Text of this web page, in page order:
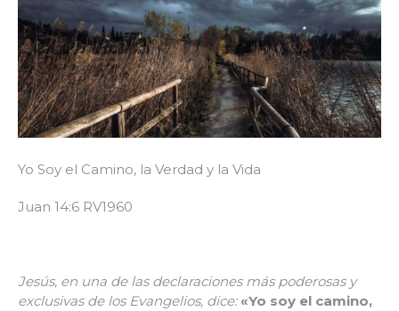
Yo Soy el Camino, la Verdad y la Vida
Juan 14:6 RV1960
Jesús, en una de las declaraciones más poderosas y
exclusivas de los Evangelios, dice: «Yo soy el camino,